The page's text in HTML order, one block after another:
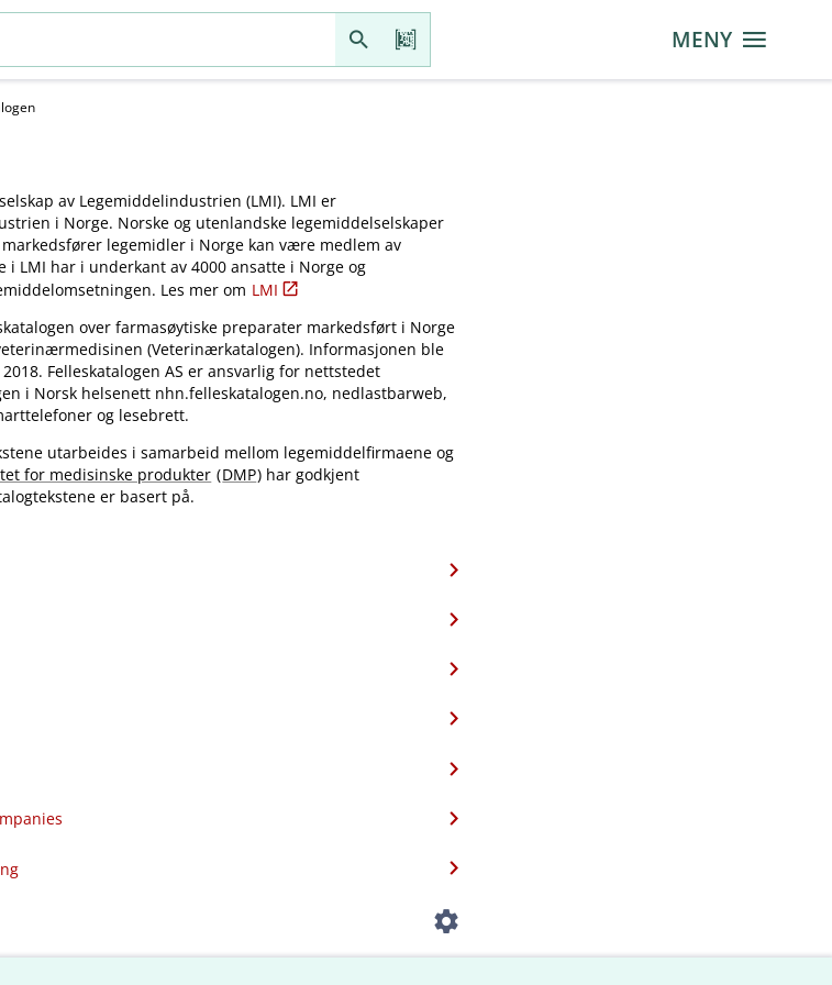
MENY
av Legemiddelindustrien (LMI). LMI er
i Norge. Norske og utenlandske legemiddelselskaper
legemidler i Norge kan være medlem av
LMI har i underkant av 4000 ansatte i Norge og
Les mer om LMI
over farmasøytiske preparater markedsført i Norge
(Veterinærkatalogen). Informasjonen ble
Felleskatalogen AS er ansvarlig for nettstedet
i Norsk helsenett nhn.felleskatalogen.no, nedlastbarweb,
og lesebrett.
utarbeides i samarbeid mellom legemiddelfirmaene og
for medisinske produkter (DMP) har godkjent
er basert på.